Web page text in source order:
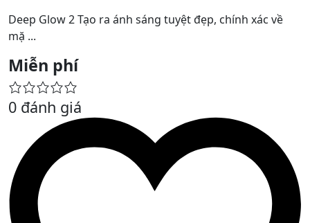
Deep Glow 2 Tạo ra ánh sáng tuyệt đẹp, chính xác về
mặ ...
Miễn phí
0 đánh giá